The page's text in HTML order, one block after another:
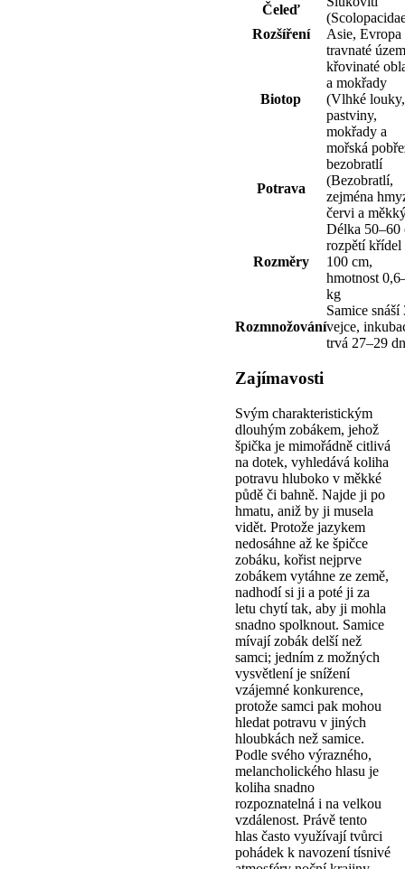
Čeleď
Rozšíření
Asie, Evropa
Biotop
travnaté
křovinaté
a mokřady
(Vlhké louky,
pastviny,
mokřady a
mořská
Potrava
bezobratlí
(Bezobratlí,
zejména
červi a
Rozměry
Délka 50–60
rozpětí křídel
100 cm,
hmotnost
kg
Rozmnožování
Samice snáší
vejce,
trvá 27–29
Zajímavosti
Svým charakteristickým
dlouhým zobákem, jehož
špička je mimořádně citlivá
na dotek, vyhledává koliha
potravu hluboko v měkké
půdě či bahně. Najde ji po
hmatu, aniž by ji musela
vidět. Protože jazykem
nedosáhne až ke špičce
zobáku, kořist nejprve
zobákem vytáhne ze země,
nadhodí si ji a poté ji za
letu chytí tak, aby ji mohla
snadno spolknout. Samice
mívají zobák delší než
samci; jedním z možných
vysvětlení je snížení
vzájemné konkurence,
protože samci pak mohou
hledat potravu v jiných
hloubkách než samice.
Podle svého výrazného,
melancholického hlasu je
koliha snadno
rozpoznatelná i na velkou
vzdálenost. Právě tento
hlas často využívají tvůrci
pohádek k navození tísnivé